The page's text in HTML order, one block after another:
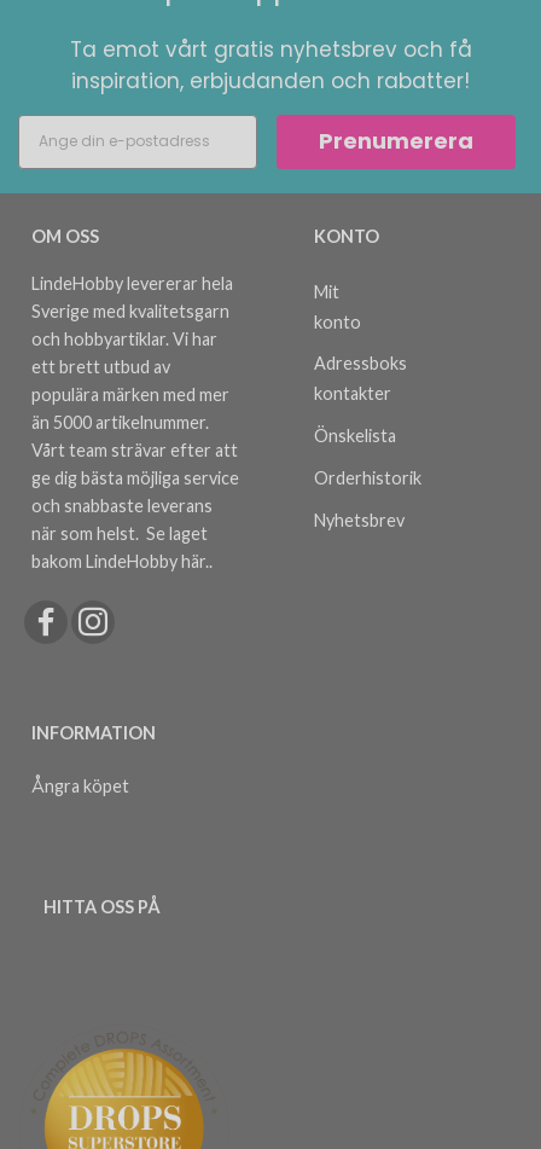
Ta emot vårt gratis nyhetsbrev och få
inspiration, erbjudanden och rabatter!
Prenumerera
OM OSS
LindeHobby levererar hela
Sverige med kvalitetsgarn
och hobbyartiklar. Vi har
ett brett utbud av
populära märken med mer
än 5000 artikelnummer.
Vårt team strävar efter att
ge dig bästa möjliga service
och snabbaste leverans
när som helst. Se laget
bakom LindeHobby här..
INFORMATION
Ångra köpet
KONTO
Mit
konto
Adressboks
kontakter
Önskelista
Orderhistorik
Nyhetsbrev
HITTA OSS PÅ